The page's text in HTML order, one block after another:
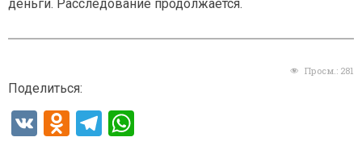
деньги. Расследование продолжается.
Просм.: 281
Поделиться:
V
O
T